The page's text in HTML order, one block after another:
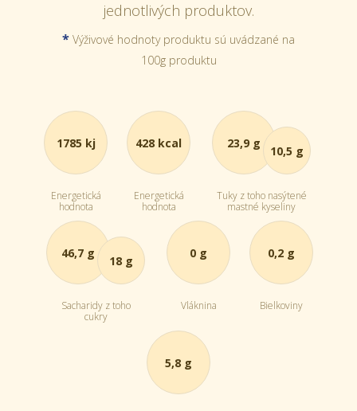
jednotlivých produktov.
* Výživové hodnoty produktu sú uvádzané na
100g produktu
1785 kj
Energetická
hodnota
428 kcal
Energetická
hodnota
23,9 g
10,5 g
Tuky z toho nasýtené
mastné kyseliny
46,7 g
18 g
Sacharidy z toho
cukry
0 g
Vláknina
0,2 g
Bielkoviny
5,8 g